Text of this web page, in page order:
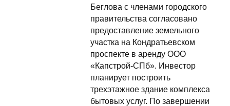
Беглова с членами городского
правительства согласовано
предоставление земельного
участка на Кондратьевском
проспекте в аренду ООО
«Капстрой-СПб». Инвестор
планирует построить
трехэтажное здание комплекса
бытовых услуг. По завершении